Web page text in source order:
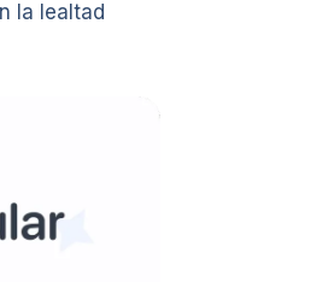
la lealtad